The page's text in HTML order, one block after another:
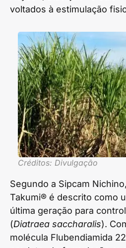
voltados à estimulação
Créditos: Divulgação
Segundo a Sipcam
Takumi® é descrito como
última geração para
(Diatraea saccharalis).
molécula Flubendiamida